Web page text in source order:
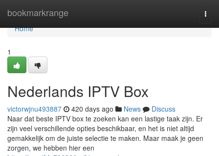
bookmarkrange
Home
Home
1
Nederlands IPTV Box
victorwjnu493887 420 days ago News
Discuss
Naar dat beste IPTV box te zoeken kan een lastige taak zijn. Er
zijn veel verschillende opties beschikbaar, en het is niet altijd
gemakkelijk om de juiste selectie te maken. Maar maak je geen
zorgen, we hebben hier een